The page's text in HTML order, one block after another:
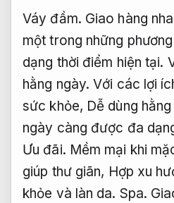
Váy đầm. Giao hàng
một trong những
dạng thời điểm hiện tại.
hằng ngày. Với các lợi
sức khỏe, Dễ dùng
ngày càng được đa
Ưu đãi. Mềm mại khi
giúp thư giãn, Hợp xu
khỏe và làn da. Spa.